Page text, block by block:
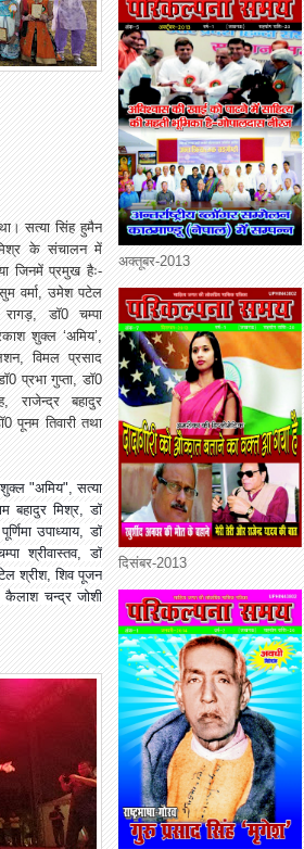
सत्या सिंह हुमैन
के संचालन में
जिनमें प्रमुख हैः-
वर्मा, उमेश पटेल
डाॅ0 चम्पा
शुक्ल ‘अमिय’,
विमल प्रसाद
प्रभा गुप्ता, डाॅ0
राजेन्द्र बहादुर
पूनम तिवारी तथा
"अमिय", सत्या
बहादुर मिश्र, डॉ
उपाध्याय, डॉ
श्रीवास्तव, डॉ
श्रीश, शिव पूजन
कैलाश चन्द्र जोशी
अक्तूबर-2013
दिसंबर-2013